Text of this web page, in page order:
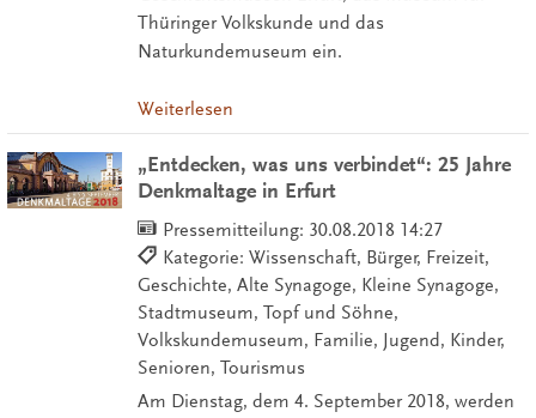
Thüringer Volkskunde und das
Naturkundemuseum ein.
Weiterlesen
„Entdecken, was uns verbindet“: 25 Jahre
Denkmaltage in Erfurt
Pressemitteilung: 30.08.2018 14:27
Kategorie: Wissenschaft, Bürger, Freizeit,
Geschichte, Alte Synagoge, Kleine Synagoge,
Stadtmuseum, Topf und Söhne,
Volkskundemuseum, Familie, Jugend, Kinder,
Senioren, Tourismus
Am Dienstag, dem 4. September 2018, werden